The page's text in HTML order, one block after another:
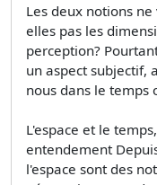
Les deux notions
elles pas les
perception?
un aspect subjectif,
nous dans le temps
L'espace et le
entendement
l'espace sont des